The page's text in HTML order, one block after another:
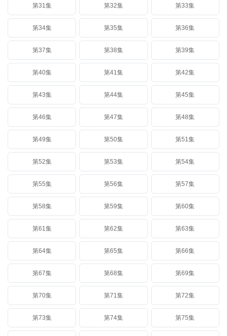
第31集 第32集 第33集
第34集 第35集 第36集
第37集 第38集 第39集
第40集 第41集 第42集
第43集 第44集 第45集
第46集 第47集 第48集
第49集 第50集 第51集
第52集 第53集 第54集
第55集 第56集 第57集
第58集 第59集 第60集
第61集 第62集 第63集
第64集 第65集 第66集
第67集 第68集 第69集
第70集 第71集 第72集
第73集 第74集 第75集